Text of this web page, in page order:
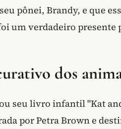
pônei, Brandy, e que
um verdadeiro presente
dos
seu livro infantil "Kat
por Petra Brown e